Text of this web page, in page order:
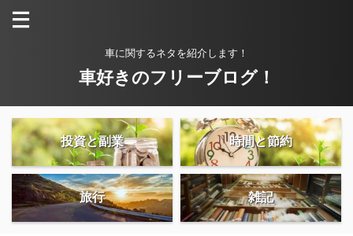
車に関するネタを紹介します！
車好きのフリーブログ！
投資と副業 時間と節約
旅行 雑記